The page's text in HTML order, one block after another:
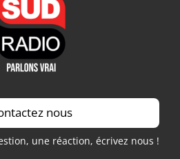
nous
une réaction, écrivez nous !